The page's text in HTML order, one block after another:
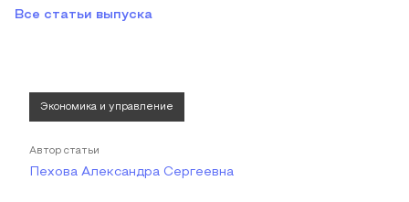
Все статьи выпуска
Экономика и управление
Автор статьи
Пехова Александра Сергеевна